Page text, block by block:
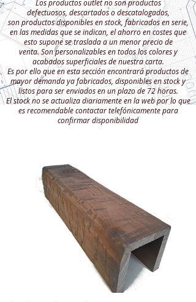
Los productos outlet no son productos
defectuosos, descartados o descatalogados,
son productos disponibles en stock, fabricados en serie,
en las medidas que se indican, el ahorro en costes que
esto supone se traslada a un menor precio de
venta. Son personalizables en todos los colores y
acabados superficiales de nuestra carta.
Es por ello que en esta sección encontrará productos de
mayor demanda ya fabricados, disponibles en stock y
listos para ser enviados en un plazo de 72 horas.
El stock no se actualiza diariamente en la web por lo que
es recomendable contactar telefónicamente para
confirmar disponibilidad